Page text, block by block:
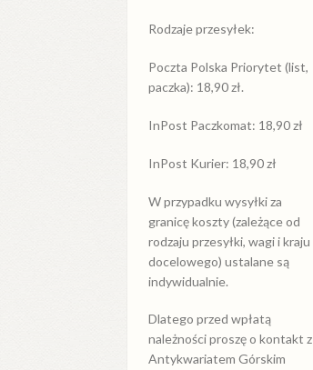
Rodzaje przesyłek:
Poczta Polska Priorytet (list,
paczka): 18,90 zł.
InPost Paczkomat: 18,90 zł
InPost Kurier: 18,90 zł
W przypadku wysyłkiza
granicękoszty (zależące od
rodzaju przesyłki, wagi i kraju
docelowego) ustalane są
indywidualnie.
Dlatego przed wpłatą
należności proszę o kontakt z
Antykwariatem Górskim